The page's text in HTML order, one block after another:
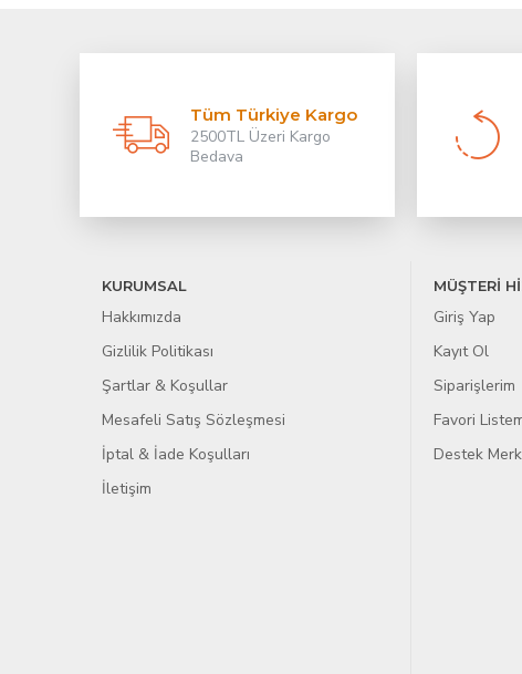
Tüm Türkiye Kargo
2500TL Üzeri Kargo
Bedava
KURUMSAL
Hakkımızda
Gizlilik Politikası
Şartlar & Koşullar
Mesafeli Satış Sözleşmesi
İptal & İade Koşulları
İletişim
MÜŞTERİ
Giriş Yap
Kayıt Ol
Siparişlerim
Favori
Destek